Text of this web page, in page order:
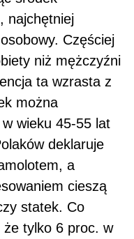
najchętniej
osobowy. Częściej
niż mężczyźni
ta wzrasta z
można
wieku 45-55 lat
deklaruje
a
cieszą
statek. Co
tylko 6 proc. w